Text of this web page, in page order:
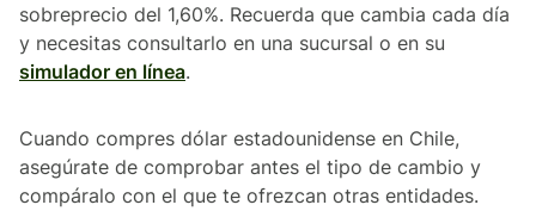
sobreprecio del 1,60%. Recuerda que cambia cada día
y necesitas consultarlo en una sucursal o en su
simulador en línea.
Cuando compres dólar estadounidense en Chile,
asegúrate de comprobar antes el tipo de cambio y
compáralo con el que te ofrezcan otras entidades.